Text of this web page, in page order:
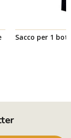
Sacco per 1